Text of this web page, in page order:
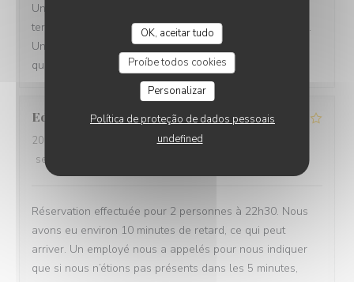
OK, aceitar tudo
Proíbe todos cookies
Personalizar
Política de proteção de dados pessoais
undefined
Une équipe très à l'écoute, souriante et efficace... Une
terrasse où il fait bon vivre et une salle climatisée aussi.
Une carte de bières très variée et une restauration de
qualité !
Edwin
2026-06-22
- 22:30 - guests 2
service
Réservation effectuée pour 2 personnes à 22h30. Nous
avons eu environ 10 minutes de retard, ce qui peut
arriver. Un employé nous a appelés pour nous indiquer
que si nous n’étions pas présents dans les 5 minutes,